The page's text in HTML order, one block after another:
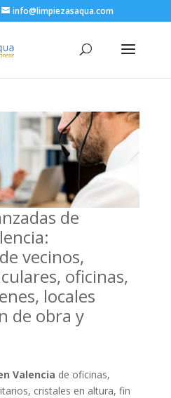
info@limpiezasaqua.com
de
vecinos,
oficinas,
locales
de obra y
Valencia de oficinas,
cristales en altura, fin